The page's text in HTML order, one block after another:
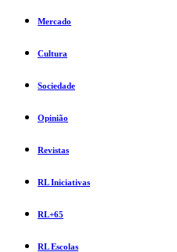
Mercado
Cultura
Sociedade
Opinião
Revistas
RL Iniciativas
RL+65
RL Escolas